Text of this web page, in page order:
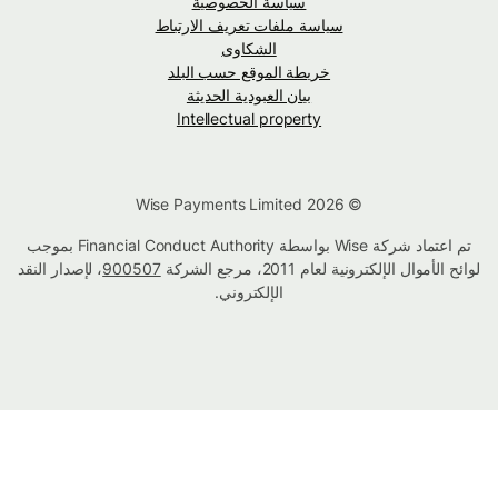
سياسة ملفات تعريف الارتباط
الشكاوى
خريطة الموقع حسب البلد
بيان العبودية الحديثة
Intellectual property
تم اعتماد شركة Wise بواسطة Financial Conduct Authority بموجب
لوائح الأموال الإلكترونية لعام 2011، مرجع الشركة
900507، لإصدار النقد
الإلكتروني.